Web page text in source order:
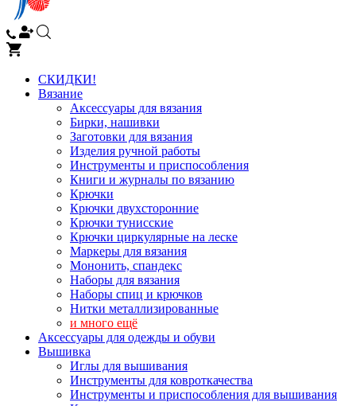
СКИДКИ!
Вязание
Аксессуары для вязания
Бирки, нашивки
Заготовки для вязания
Изделия ручной работы
Инструменты и приспособления
Книги и журналы по вязанию
Крючки
Крючки двухсторонние
Крючки тунисские
Крючки циркулярные на леске
Маркеры для вязания
Мононить, спандекс
Наборы для вязания
Наборы спиц и крючков
Нитки металлизированные
и много ещё
Аксессуары для одежды и обуви
Вышивка
Иглы для вышивания
Инструменты для ковроткачества
Инструменты и приспособления для вышивания